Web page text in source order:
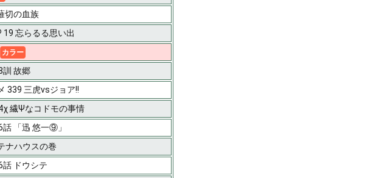
切の血族
19 忘らるる思い出
カラー
訓 故郷
339 三虎vsジョア!!
繊Ψなコドモの事情
話 「迅 悠一⑨」
ナハウスの巻
話 ドウシテ